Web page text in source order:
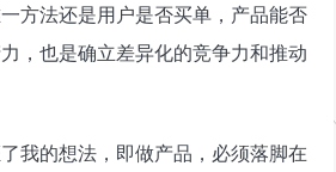
方法还是用户是否买单，产品能否
，也是确立差异化的竞争力和推动
我的想法，即做产品，必须落脚在